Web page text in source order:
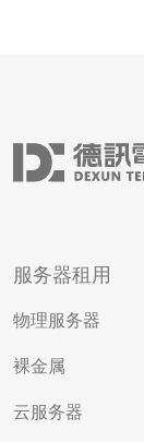
服务器租用
物理服务器
裸金属
云服务器